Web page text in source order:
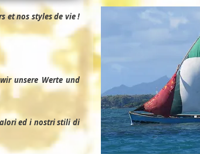
et nos styles de vie !
unsere Werte und
ed i nostri stili di